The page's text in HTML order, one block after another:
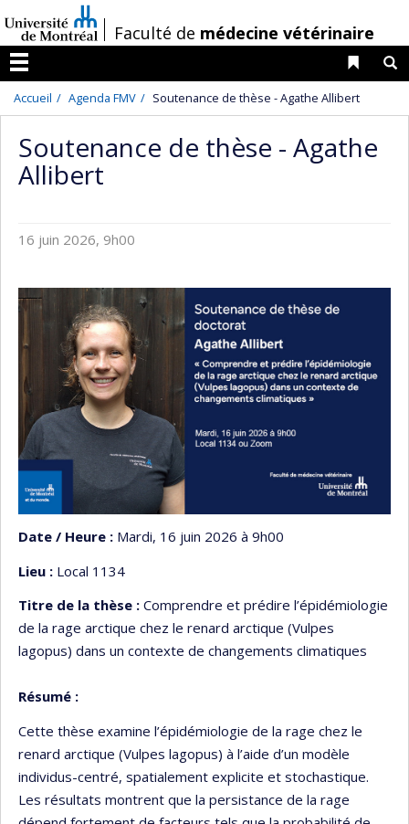
au
contenu
/Faculté de médecine vétérinaire
Menu
Liens
Accueil Agenda FMV Soutenance de thèse - Agathe Allibert
Soutenance de thèse - Agathe
Allibert
16 juin 2026, 9h00
Date / Heure : Mardi, 16 juin 2026 à 9h00
Lieu : Local 1134
Titre de la thèse : Comprendre et prédire l’épidémiologie
de la rage arctique chez le renard arctique (Vulpes
lagopus) dans un contexte de changements climatiques
Résumé :
Cette thèse examine l’épidémiologie de la rage chez le
renard arctique (Vulpes lagopus) à l’aide d’un modèle
individus-centré, spatialement explicite et stochastique.
Les résultats montrent que la persistance de la rage